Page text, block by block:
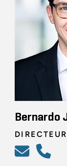
Bernardo